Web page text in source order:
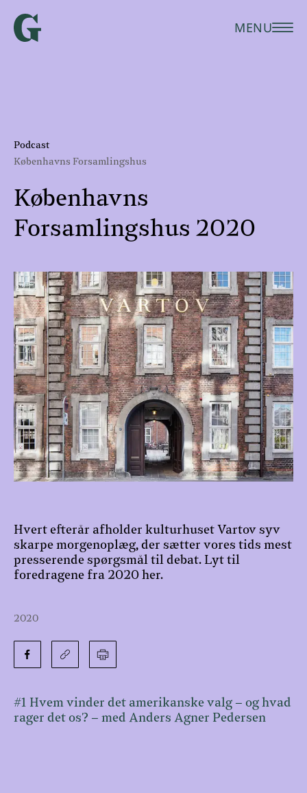
MENU
Podcast
Københavns Forsamlingshus
Københavns
Forsamlingshus 2020
2020
Hvert efterår afholder kulturhuset Vartov syv
skarpe morgenoplæg, der sætter vores tids mest
presserende spørgsmål til debat. Lyt til
foredragene fra 2020 her.
#1 Hvem vinder det amerikanske valg – og hvad
rager det os? – med Anders Agner Pedersen